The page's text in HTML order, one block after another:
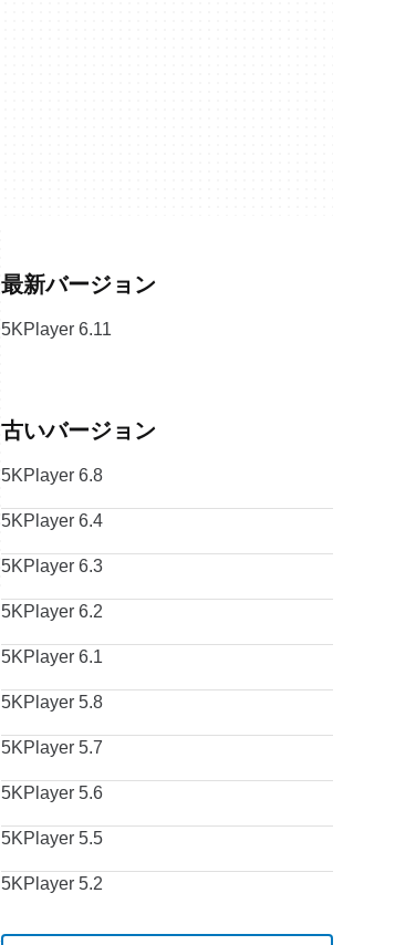
最新バージョン
5KPlayer 6.11
古いバージョン
5KPlayer 6.8
5KPlayer 6.4
5KPlayer 6.3
5KPlayer 6.2
5KPlayer 6.1
5KPlayer 5.8
5KPlayer 5.7
5KPlayer 5.6
5KPlayer 5.5
5KPlayer 5.2